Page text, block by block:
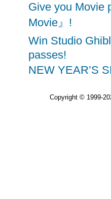
Give you Movie
Movie』!
Win Studio
passes!
NEW YEAR’S
Copyright © 1999-